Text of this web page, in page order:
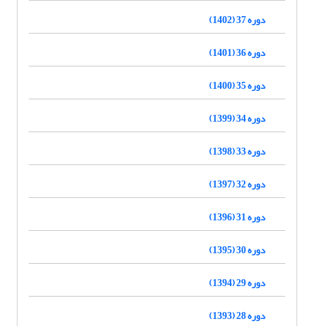
دوره 37 (1402)
دوره 36 (1401)
دوره 35 (1400)
دوره 34 (1399)
دوره 33 (1398)
دوره 32 (1397)
دوره 31 (1396)
دوره 30 (1395)
دوره 29 (1394)
دوره 28 (1393)